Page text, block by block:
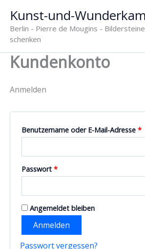
Inhalt
springen
Kunst-und-
Berlin - Pierre de Mougins -
schenken
Kundenkonto
Anmelden
Benutzername oder E-Mail-Adresse *
Passwort *Erforderlich
Angemeldet bleiben
Anmelden
Passwort vergessen?